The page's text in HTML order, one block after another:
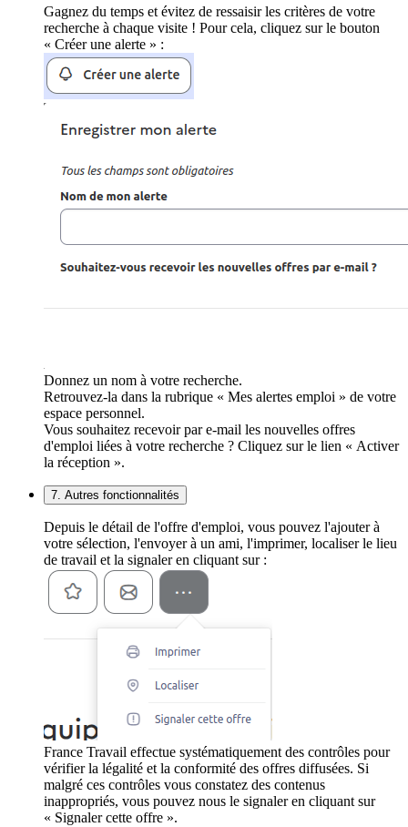
Gagnez du temps et évitez de ressaisir les critères de votre
recherche à chaque visite ! Pour cela, cliquez sur le bouton
« Créer une alerte » :
Donnez un nom à votre recherche.
Retrouvez-la dans la rubrique « Mes alertes emploi » de votre
espace personnel.
Vous souhaitez recevoir par e-mail les nouvelles offres
d'emploi liées à votre recherche ? Cliquez sur le lien « Activer
la réception ».
7. Autres fonctionnalités
Depuis le détail de l'offre d'emploi, vous pouvez l'ajouter à
votre sélection, l'envoyer à un ami, l'imprimer, localiser le lieu
de travail et la signaler en cliquant sur :
France Travail effectue systématiquement des contrôles pour
vérifier la légalité et la conformité des offres diffusées. Si
malgré ces contrôles vous constatez des contenus
inappropriés, vous pouvez nous le signaler en cliquant sur
« Signaler cette offre ».